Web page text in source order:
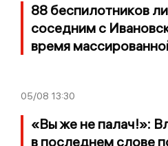
88 беспилотников
соседним с
время
05/08 13:30
«Вы же не палач!»:
в последнем слове